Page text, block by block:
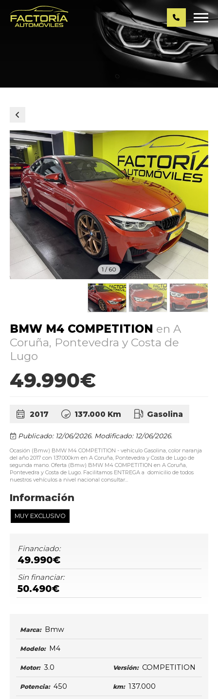
1 / 60
BMW M4 COMPETITION en A
Coruña, Pontevedra y Costa de
Lugo
49.990€
2017 137.000 Km Gasolina
Publicado: 12/06/2026. Modificado: 12/06/2026.
Ocasión (Bmw) BMW M4 COMPETITION - vehículo Gasolina, color naranja
del año 2017 con 137.000km en A Coruña, Pontevedra y Costa de Lugo de
segunda mano. Oferta (Bmw) BMW M4 COMPETITION en A Coruña,
Pontevedra y Costa de Lugo. Facilitamos ENTREGA a domicilio de todos
nuestros vehículos a nivel nacional consultar...
Información
MUY EXCLUSIVO
Financiado:
49.990€
Sin financiar:
50.490€
Marca: Bmw
Modelo: M4
Motor: 3.0 Versión: COMPETITION
Potencia: 450 km: 137.000